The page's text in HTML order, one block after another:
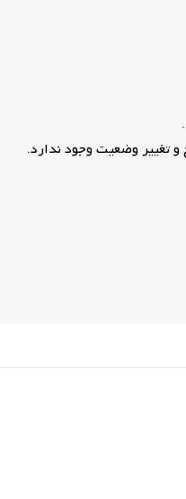
تغییر وضعیت وجود ندارد.